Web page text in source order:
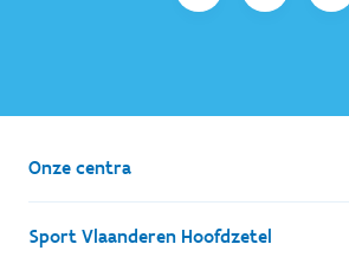
Onze centra
Sport Vlaanderen Hoofdzetel